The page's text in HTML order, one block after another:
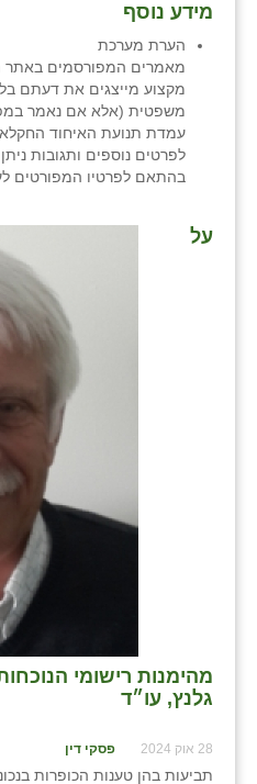
מידע נוסף
הערת מערכת
מאמרים המפורסמים באתר
מקצוע מייצגים את דעתם
משפטית (אלא אם נאמר
עמדת תנועת האיחוד החקלאי
לפרטים נוספים ותגובות
בהתאם לפרטיו המפורטים
על
מהימנות רישומי
גלנץ, עו״ד
28 אוק 2024 פסקי דין
תביעות בהן טענות הכופרות
שכניה
בוסתן הגליל